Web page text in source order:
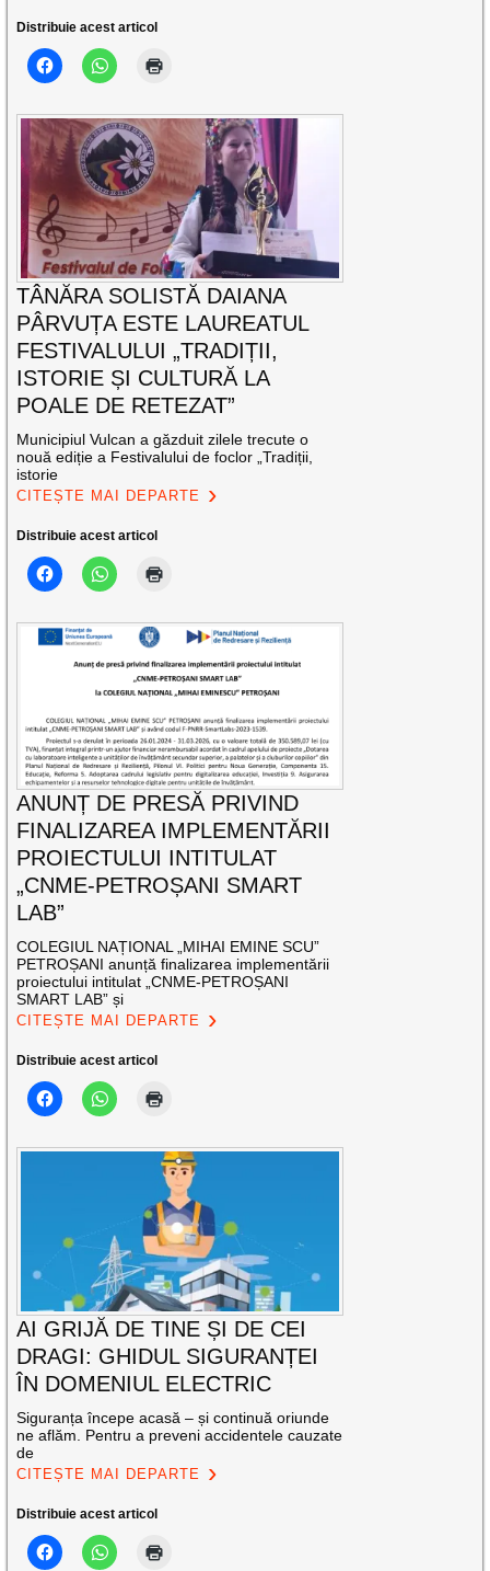
Distribuie acest articol
TÂNĂRA SOLISTĂ DAIANA
PÂRVUȚA ESTE LAUREATUL
FESTIVALULUI „TRADIȚII,
ISTORIE ȘI CULTURĂ LA
POALE DE RETEZAT”
Municipiul Vulcan a găzduit zilele trecute o
nouă ediție a Festivalului de foclor „Tradiții,
istorie
CITEȘTE MAI DEPARTE
Distribuie acest articol
ANUNȚ DE PRESĂ PRIVIND
FINALIZAREA IMPLEMENTĂRII
PROIECTULUI INTITULAT
„CNME-PETROȘANI SMART
LAB”
COLEGIUL NAȚIONAL „MIHAI EMINE SCU”
PETROȘANI anunță finalizarea implementării
proiectului intitulat „CNME-PETROȘANI
SMART LAB” și
CITEȘTE MAI DEPARTE
Distribuie acest articol
AI GRIJĂ DE TINE ȘI DE CEI
DRAGI: GHIDUL SIGURANȚEI
ÎN DOMENIUL ELECTRIC
Siguranța începe acasă – și continuă oriunde
ne aflăm. Pentru a preveni accidentele cauzate
de
CITEȘTE MAI DEPARTE
Distribuie acest articol